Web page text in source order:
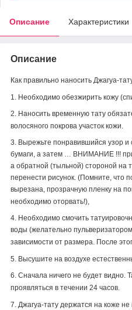
Описание Характеристики
Описание
Как правильно наносить Джагуа-
1. Необходимо обезжирить кожу
2. Наносить временную тату
волосяного покрова участок кожи.
3. Вырежьте понравившийся узор и
бумаги, а затем … ВНИМАНИЕ !!!
а обратной (тыльной) стороной на
перенести рисунок. (Помните, что
вырезана, прозрачную пленку на
необходимо оторвать!),
4. Необходимо смочить
воды (желательно
зависимости от размера . После
5. Высушите на воздухе
6. Сначала ничего не будет видно.
проявляться в течении 24 часов.
7. Джагуа-тату держатся на коже не